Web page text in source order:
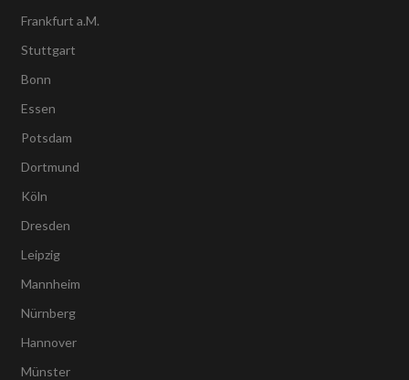
Frankfurt a.M.
Stuttgart
Bonn
Essen
Potsdam
Dortmund
Köln
Dresden
Leipzig
Mannheim
Nürnberg
Hannover
Münster